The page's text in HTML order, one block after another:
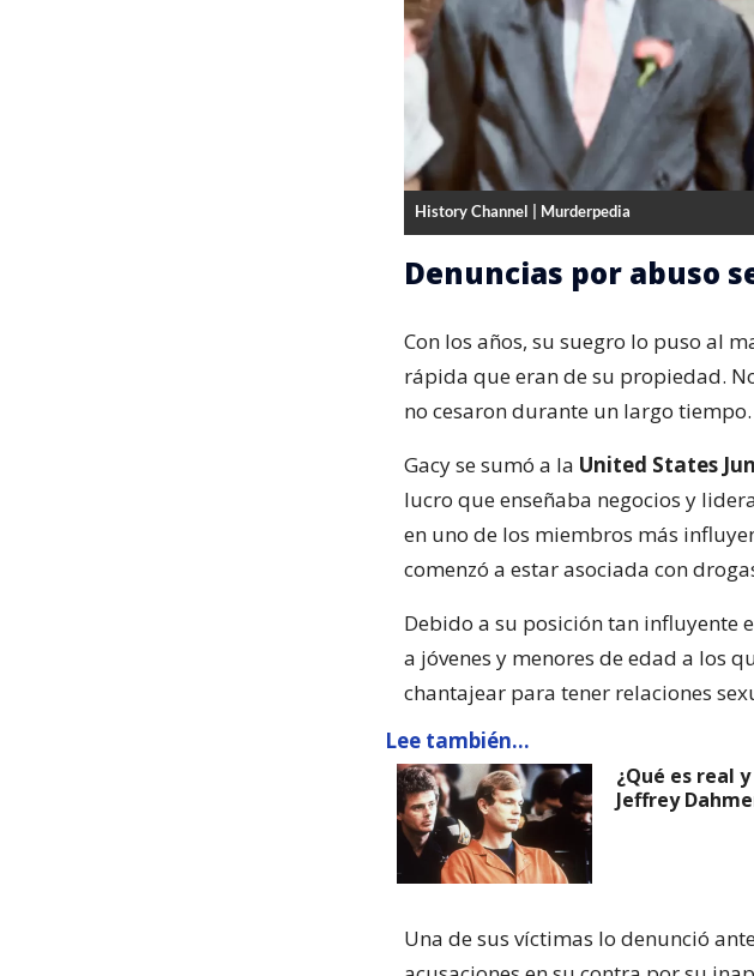
History Channel | Murderpedia
Denuncias por abuso
Con los años, su suegro lo puso al
rápida que eran de su propiedad.
no cesaron durante un largo tiempo.
Gacy se sumó a la United States
lucro que enseñaba negocios y
en uno de los miembros más
comenzó a estar asociada con
Debido a su posición tan influyente
a jóvenes y menores de edad a los
chantajear para tener relaciones
Lee también...
¿Qué es real
Jeffrey
Una de sus víctimas lo denunció